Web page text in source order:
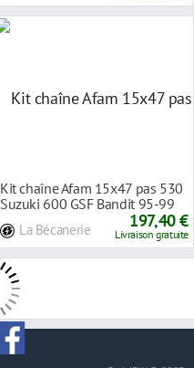
Kit chaîne Afam 15x47 pas 530
Suzuki 600 GSF Bandit 95-99
La Bécanerie 197,40 €
Livraison gratuite